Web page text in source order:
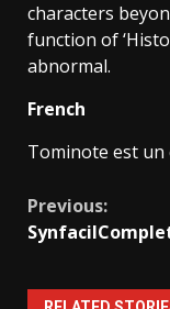
characters
function of
abnormal.
French
Tominote est un
Continue
Reading
Previous: